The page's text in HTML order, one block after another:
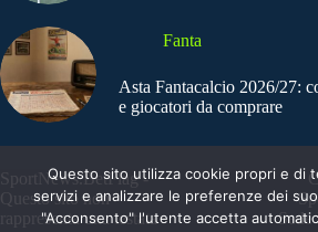
Fanta
Asta Fantacalcio 2026/27:
e giocatori da comprare
SportNews.BetFlag -
Questo sito non
rappresenta una testata
Questo sito utilizza cookie propri e di
servizi e analizzare le preferenze dei
"Acconsento" l'utente accetta